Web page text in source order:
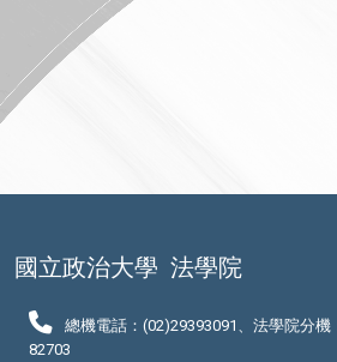
國立政治大學 法學院
總機電話：(02)29393091、法學院分機
82703